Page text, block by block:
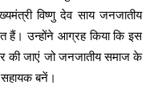
विष्णु देव साय जनजातीय
हैं। उन्होंने आग्रह किया कि इस
की जाएं जो जनजातीय समाज के
बनें।